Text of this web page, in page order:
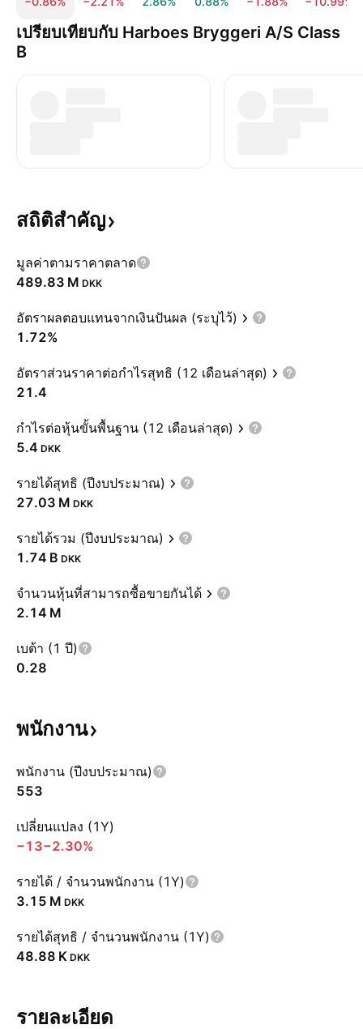
เปรียบเทียบกับ Harboes Bryggeri A/S Class
B
สถิติสำคัญ
มูลค่าตามราคาตลาด
‪489.83 M‬ DKK
อัตราผลตอบแทนจากเงินปันผล (ระบุไว้)
1.72%
อัตราส่วนราคาต่อกำไรสุทธิ (12 เดือนล่าสุด)
21.4
กำไรต่อหุ้นขั้นพื้นฐาน (12 เดือนล่าสุด)
5.4 DKK
รายได้สุทธิ (ปีงบประมาณ)
‪27.03 M‬ DKK
รายได้รวม (ปีงบประมาณ)
‪1.74 B‬ DKK
จำนวนหุ้นที่สามารถซื้อขายกันได้
‪2.14 M‬
เบต้า (1 ปี)
0.28
พนักงาน
พนักงาน (ปีงบประมาณ)
553
เปลี่ยนแปลง (1Y)
−13−2.30%
รายได้ / จำนวนพนักงาน (1Y)
‪3.15 M‬ DKK
รายได้สุทธิ / จำนวนพนักงาน (1Y)
‪48.88 K‬ DKK
รายละเอียด